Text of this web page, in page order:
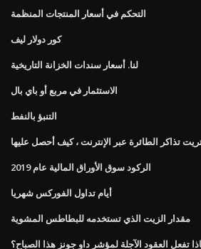
التحكم في أسعار المنتجات المنظمة
كور دولار ليف
لنا. أسعار سندات الخزانة التاريخية
الاستثمار في مربع أو باي بال
التنبؤ بالنفط
تذاكر الطائرة عبر الإنترنت ، كيف أحصل عليها
الركود سوق الأوراق المالية عام 2019
أيام تداول الفوركس شهريا
مقدار الزيت الذي تستخدمه للبطاطس المشوية
تفعل العقود الآجلة لمؤشر داو جونز هذا الصباح؟